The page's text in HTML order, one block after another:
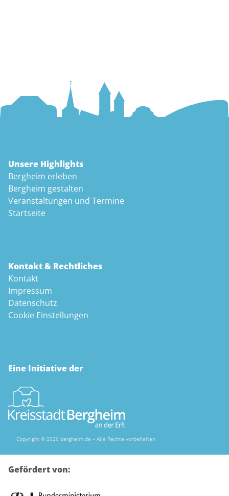
Unsere Highlights
Bergheim erleben
Bergheim gestalten
Veranstaltungen und Termine
Startseite
Kontakt & Rechtliches
Kontakt
Impressum
Datenschutz
Cookie Einstellungen
Eine Initiative der
Copyright © 2026 bergheim.de – Alle Rechte vorbehalten
Gefördert von: